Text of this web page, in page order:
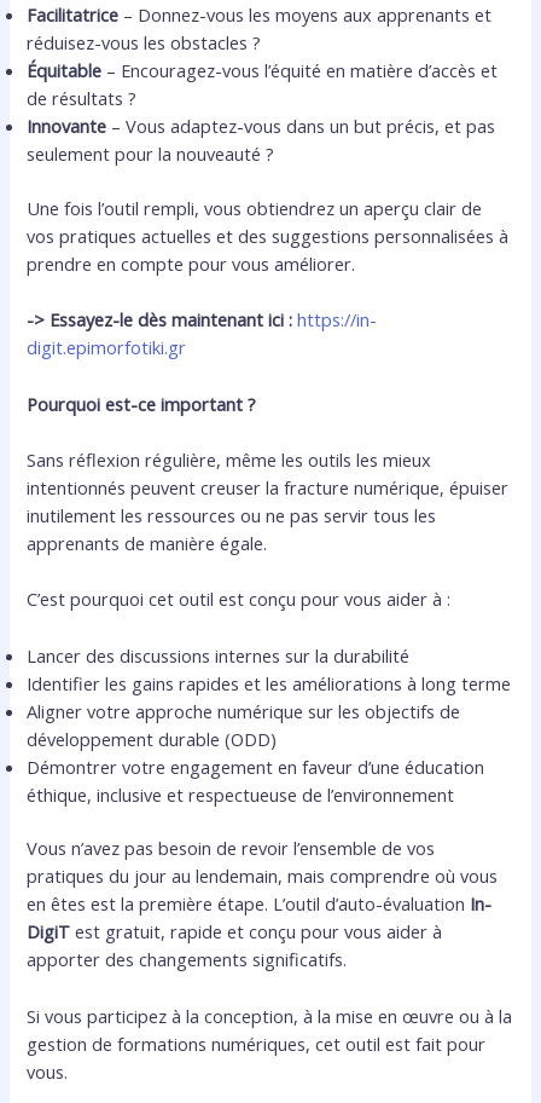
Facilitatrice – Donnez-vous les moyens aux apprenants et
réduisez-vous les obstacles ?
Équitable – Encouragez-vous l’équité en matière d’accès et
de résultats ?
Innovante – Vous adaptez-vous dans un but précis, et pas
seulement pour la nouveauté ?
Une fois l’outil rempli, vous obtiendrez un aperçu clair de
vos pratiques actuelles et des suggestions personnalisées à
prendre en compte pour vous améliorer.
-> Essayez-le dès maintenant ici :https://in-
digit.epimorfotiki.gr
Pourquoi est-ce important ?
Sans réflexion régulière, même les outils les mieux
intentionnés peuvent creuser la fracture numérique, épuiser
inutilement les ressources ou ne pas servir tous les
apprenants de manière égale.
C’est pourquoi cet outil est conçu pour vous aider à :
Lancer des discussions internes sur la durabilité
Identifier les gains rapides et les améliorations à long terme
Aligner votre approche numérique sur les objectifs de
développement durable (ODD)
Démontrer votre engagement en faveur d’une éducation
éthique, inclusive et respectueuse de l’environnement
Vous n’avez pas besoin de revoir l’ensemble de vos
pratiques du jour au lendemain, mais comprendre où vous
en êtes est la première étape. L’outil d’auto-évaluation In-
DigiT est gratuit, rapide et conçu pour vous aider à
apporter des changements significatifs.
Si vous participez à la conception, à la mise en œuvre ou à la
gestion de formations numériques, cet outil est fait pour
vous.